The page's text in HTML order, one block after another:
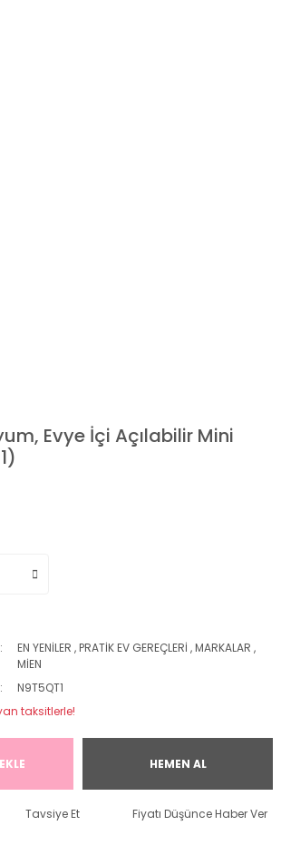
Evye İçi Açılabilir Mini
EN YENİLER ,PRATİK EV GEREÇLERİ ,MARKALAR ,
MİEN
N9T5QT1
taksitlerle!
HEMEN AL
Tavsiye Et Fiyatı Düşünce Haber Ver